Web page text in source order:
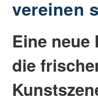
vereinen
Eine
die